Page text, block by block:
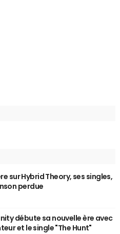
sur Hybrid Theory, ses singles,
perdue
débute sa nouvelle ère avec
et le single "The Hunt"